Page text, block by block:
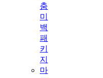
춤
미
백
패
키
지
마